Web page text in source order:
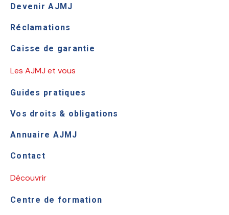
Devenir AJMJ
Réclamations
Caisse de garantie
Les AJMJ et vous
Guides pratiques
Vos droits & obligations
Annuaire AJMJ
Contact
Découvrir
Centre de formation